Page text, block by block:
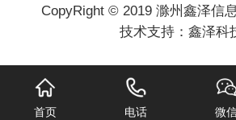
CopyRight © 2019 滁州鑫泽信
技术支持： 鑫泽科
首页 电话 微